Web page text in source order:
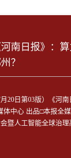
河南日报》：
？
月20日第03版）《河
体中心 出品□本报全
暨人工智能全球治